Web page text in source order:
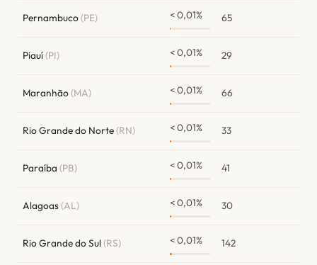
Pernambuco(PE) < 0,01% 65
Piauí(PI) < 0,01% 29
Maranhão(MA) < 0,01% 66
Rio Grande do Norte(RN) < 0,01% 33
Paraíba (PB) < 0,01% 41
Alagoas(AL) < 0,01% 30
Rio Grande do Sul(RS) < 0,01% 142